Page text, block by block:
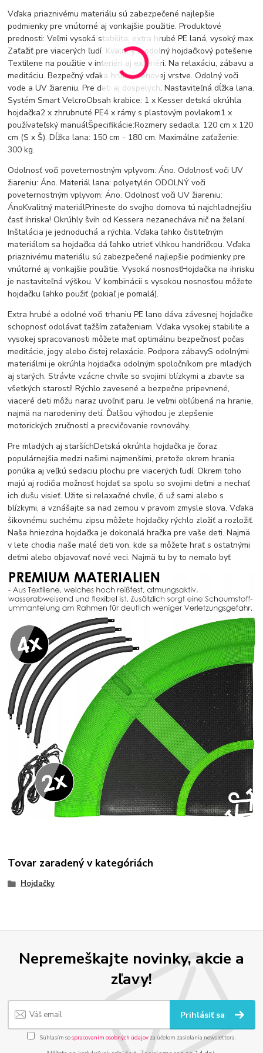
Vďaka priaznivému materiálu sú zabezpečené najlepšie
podmienky pre vnútorné aj vonkajšie použitie. Produktové
prednosti: Veľmi vysoká stabilita, extra hrubé PE laná, vysoký max.
Zaťažiť pre viacerých ľudí. Kvalitný a odolný hojdačkový potešenie
Textilene na použitie v interiéri aj exteriéri. Na relaxáciu, zábavu a
meditáciu. Bezpečný vďaka hrubej penovej vrstve. Odolný voči
vode a UV žiareniu. Pre deti aj dospelých. Nastaviteľná dĺžka lana.
Systém Smart VelcroObsah krabice: 1 x Kesser detská okrúhla
hojdačka2 x zhrubnuté PE4 x rámy s plastovým povlakom1 x
používateľský manuálŠpecifikácie:Rozmery sedadla: 120 cm x 120
cm (S x Š). Dĺžka lana: 150 cm - 180 cm. Maximálne zaťaženie:
300 kg.
Odolnosť voči poveternostným vplyvom: Áno. Odolnosť voči UV
žiareniu: Áno. Materiál lana: polyetylén ODOLNÝ voči
poveternostným vplyvom: Áno. Odolnosť voči UV žiareniu:
ÁnoKvalitný materiálPrineste do svojho domova tú najchladnejšiu
časť ihriska! Okrúhly švih od Kessera nezanecháva nič na želaní.
Inštalácia je jednoduchá a rýchla. Vďaka ľahko čistiteľným
materiálom sa hojdačka dá ľahko utrieť vlhkou handričkou. Vďaka
priaznivému materiálu sú zabezpečené najlepšie podmienky pre
vnútorné aj vonkajšie použitie. Vysoká nosnosťHojdačka na ihrisku
je nastaviteľná výškou. V kombinácii s vysokou nosnosťou môžete
hojdačku ľahko použiť (pokiaľ je pomalá).
Extra hrubé a odolné voči trhaniu PE lano dáva závesnej hojdačke
schopnosť odolávať ťažším zaťaženiam. Vďaka vysokej stabilite a
vysokej spracovanosti môžete mať optimálnu bezpečnosť počas
meditácie, jogy alebo čistej relaxácie. Podpora zábavyS odolnými
materiálmi je okrúhla hojdačka odolným spoločníkom pre mladých
aj starých. Strávte vzácne chvíle so svojimi blízkymi a zbavte sa
všetkých starostí! Rýchlo zavesené a bezpečne pripevnené,
viaceré deti môžu naraz uvoľniť paru. Je veľmi obľúbená na hranie,
najmä na narodeniny detí. Ďalšou výhodou je zlepšenie
motorických zručností a precvičovanie rovnováhy.
Pre mladých aj staršíchDetská okrúhla hojdačka je čoraz
populárnejšia medzi našimi najmenšími, pretože okrem hrania
ponúka aj veľkú sedaciu plochu pre viacerých ľudí. Okrem toho
majú aj rodičia možnosť hojdať sa spolu so svojimi deťmi a nechať
ich dušu visieť. Užite si relaxačné chvíle, či už sami alebo s
blízkymi, a vznášajte sa nad zemou v pravom zmysle slova. Vďaka
šikovnému suchému zipsu môžete hojdačky rýchlo zložiť a rozložiť.
Naša hniezdna hojdačka je dokonalá hračka pre vaše deti. Najmä
v lete chodia naše malé deti von, kde sa môžete hrať s ostatnými
deťmi alebo objavovať nové veci. Najmä tu by to nemalo byť
Tovar zaradený v kategóriách
Hojdačky
Nepremeškajte novinky, akcie a
zľavy!
Prihlásiť sa
Súhlasím sospracovaním osobných údajov za účelom zasielania newslettera.